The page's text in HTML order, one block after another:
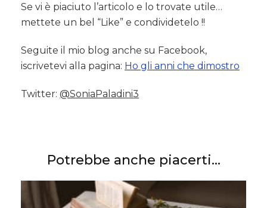
Se vi è piaciuto l’articolo e lo trovate utile…
mettete un bel “Like” e condividetelo !!
Seguite il mio blog anche su Facebook,
iscrivetevi alla pagina: Ho gli anni che dimostro
Twitter: @SoniaPaladini3
Potrebbe anche piacerti...